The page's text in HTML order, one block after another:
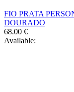
FIO PRATA
DOURADO
68.00 €
Available: